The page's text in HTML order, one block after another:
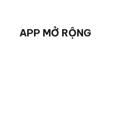
APP MỞ RỘNG